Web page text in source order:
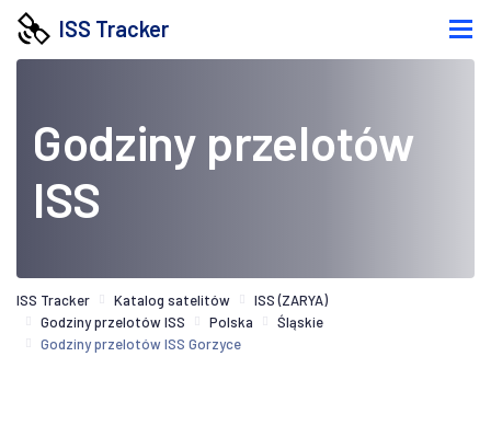
ISS Tracker
Godziny przelotów
ISS
ISS Tracker Katalog satelitów
ISS (ZARYA)
Godziny przelotów ISS
Polska
Śląskie
Godziny przelotów ISS Gorzyce